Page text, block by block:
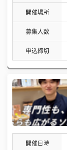
開催場所
募集人数
申込締切
開催日時